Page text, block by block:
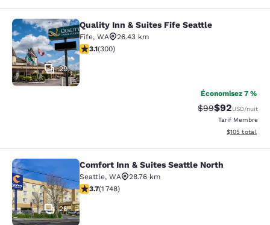
Quality Inn & Suites Fife Seattle
29
Quality Inn & Suites Fife Seattle
Fife, WA
26.43 km
3.11 étoiles. Bien. 300 commentaires
3.1(300)
Économisez 7 %
Tarif barré :
$99Tarif réduit :
$92USD/nuit
Tarif Membre
Afficher les
$105 total
Comfort Inn & Suites Seattle North
26
Comfort Inn & Suites Seattle North
Seattle, WA
28.76 km
3.74 étoiles. Bien. 1748 commentaires
3.7(1 748)